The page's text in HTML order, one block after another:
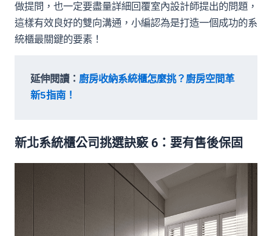
做提問，也一定要盡量詳細回覆室內設計師提出的問題，
這樣有效良好的雙向溝通，小編認為是打造一個成功的系
統櫃最關鍵的要素！
延伸閱讀：廚房收納系統櫃怎麼挑？廚房空間革
新5指南！
新北系統櫃公司挑選訣竅 6：要有售後保固